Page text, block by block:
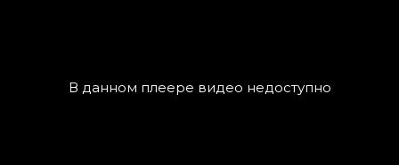
В данном плеере видео недоступно